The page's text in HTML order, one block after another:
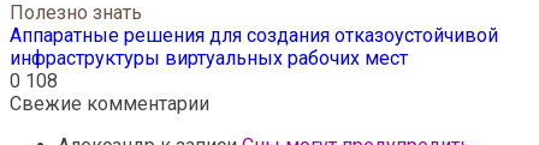
Полезно знать
Аппаратные решения для создания отказоустойчивой
инфраструктуры виртуальных рабочих мест
0 108
Свежие комментарии